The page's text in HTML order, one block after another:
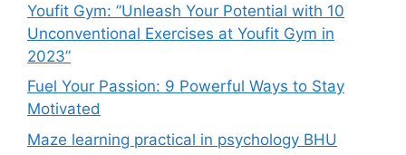
Youfit Gym: ”Unleash Your Potential with 10
Unconventional Exercises at Youfit Gym in
2023”
Fuel Your Passion: 9 Powerful Ways to Stay
Motivated
Maze learning practical in psychology BHU